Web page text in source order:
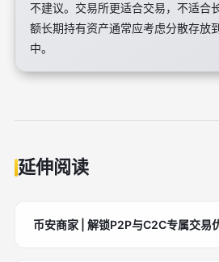
不建议。交易所更适合交易，不适合
额长期持有资产通常应考虑分散存放
中。
延伸阅读
币安商家 | 解锁P2P与C2C专属交易